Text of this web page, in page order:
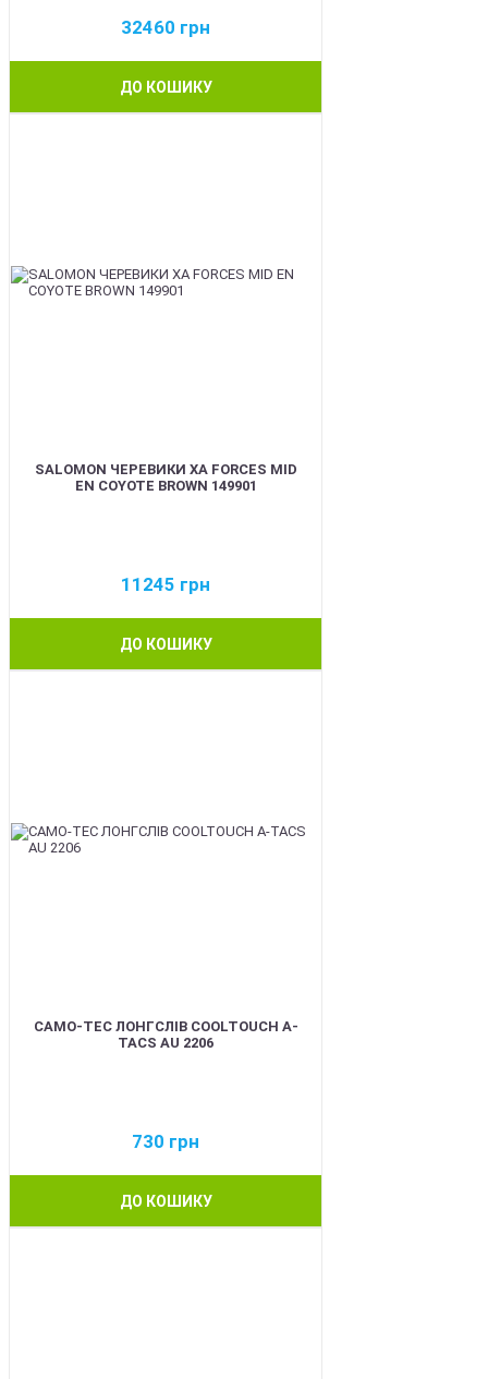
32460 грн
ДО КОШИКУ
SALOMON ЧЕРЕВИКИ XA FORCES MID
EN COYOTE BROWN 149901
11245 грн
ДО КОШИКУ
CAMO-TEC ЛОНГСЛІВ COOLTOUCH A-
TACS AU 2206
730 грн
ДО КОШИКУ